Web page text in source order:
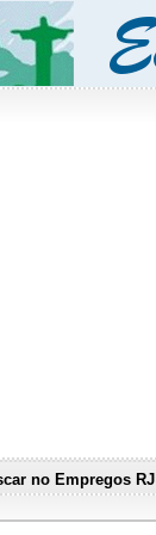
no Empregos RJ